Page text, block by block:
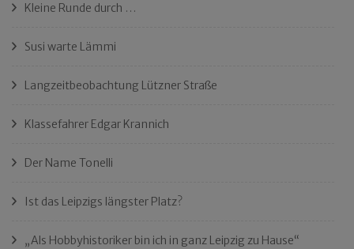
Kleine Runde durch …
Susi warte Lämmi
Langzeitbeobachtung Lützner Straße
Klassefahrer Edgar Krannich
Der Name Tonelli
Ist das Leipzigs längster Platz?
„Als Hobbyhistoriker bin ich in ganz Leipzig zu Hause“